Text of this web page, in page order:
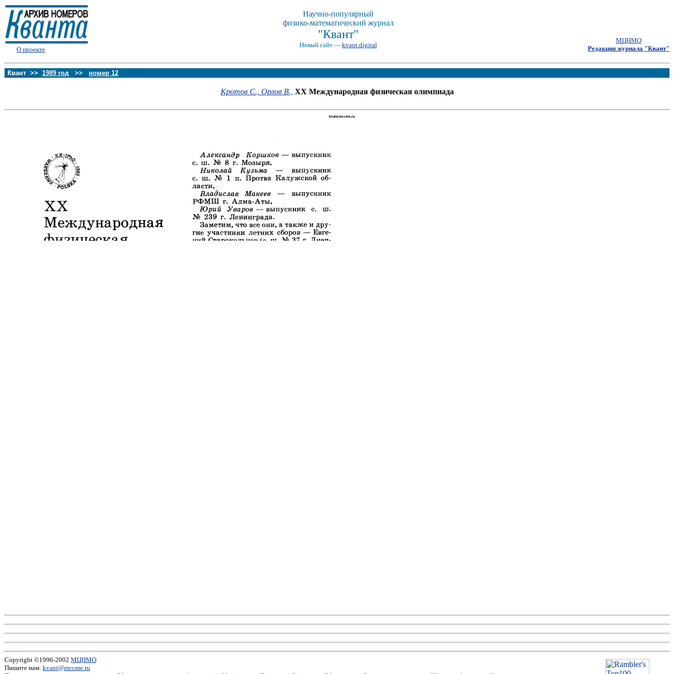
О проекте
Научно-популярный
физико-математический журнал
"Квант"
Новый сайт — kvant.digital
МЦНМО
Редакция журнала "Квант"
Квант >> 1989 год >> номер 12
Кротов С., Орлов В., XX Международная физическая олимпиада
Copyright ©1996-2002 МЦНМО
Пишите нам: kvant@mccme.ru